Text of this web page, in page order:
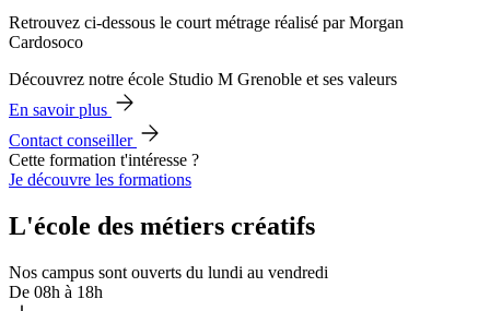
Retrouvez ci-dessous le court métrage réalisé par Morgan
Cardosoco
Découvrez notre école Studio M Grenoble et ses valeurs
En savoir plus
Contact conseiller
Cette formation t'intéresse ?
Je découvre les formations
L'école des métiers créatifs
Nos campus sont ouverts du lundi au vendredi
De 08h à 18h